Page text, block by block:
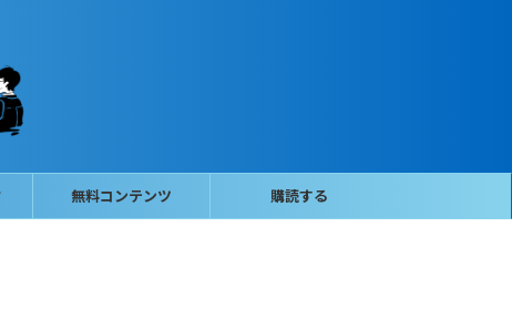
無料コンテンツ 購読する